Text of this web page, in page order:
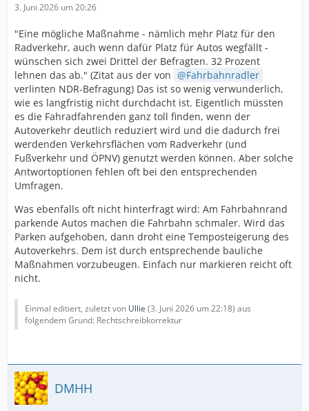
3. Juni 2026 um 20:26
"Eine mögliche Maßnahme - nämlich mehr Platz für den
Radverkehr, auch wenn dafür Platz für Autos wegfällt -
wünschen sich zwei Drittel der Befragten. 32 Prozent
lehnen das ab." (Zitat aus der von
Fahrbahnradler
verlinten NDR-Befragung) Das ist so wenig verwunderlich,
wie es langfristig nicht durchdacht ist. Eigentlich müssten
es die Fahradfahrenden ganz toll finden, wenn der
Autoverkehr deutlich reduziert wird und die dadurch frei
werdenden Verkehrsflächen vom Radverkehr (und
Fußverkehr und ÖPNV) genutzt werden können. Aber solche
Antwortoptionen fehlen oft bei den entsprechenden
Umfragen.
Was ebenfalls oft nicht hinterfragt wird: Am Fahrbahnrand
parkende Autos machen die Fahrbahn schmaler. Wird das
Parken aufgehoben, dann droht eine Temposteigerung des
Autoverkehrs. Dem ist durch entsprechende bauliche
Maßnahmen vorzubeugen. Einfach nur markieren reicht oft
nicht.
Einmal editiert, zuletzt von Ullie (3. Juni 2026 um 22:18) aus
folgendem Grund: Rechtschreibkorrektur
DMHH